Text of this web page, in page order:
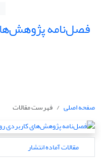
فصل‌نامه
صفحه اصلی فهرست مقالات
مقالات آماده انتشار